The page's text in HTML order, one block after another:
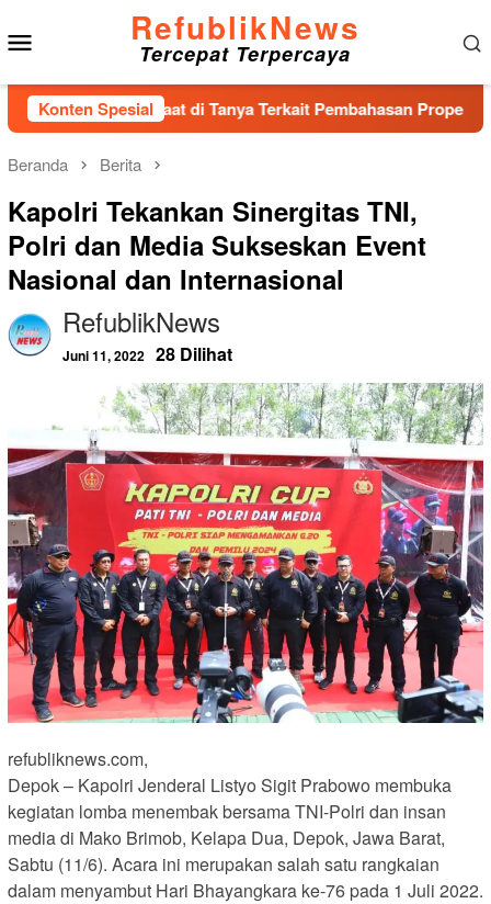
ke
konten
RefublikNews
Tercepat Terpercaya
Konten Spesial
Saat di Tanya Terkait Pembahasan Propemperda 2025
Beranda Berita
Kapolri Tekankan Sinergitas TNI,
Polri dan Media Sukseskan Event
Nasional dan Internasional
RefublikNews
Juni 11, 2022 28 Dilihat
refubliknews.com,
Depok – Kapolri Jenderal Listyo Sigit Prabowo membuka
kegiatan lomba menembak bersama TNI-Polri dan insan
media di Mako Brimob, Kelapa Dua, Depok, Jawa Barat,
Sabtu (11/6). Acara ini merupakan salah satu rangkaian
dalam menyambut Hari Bhayangkara ke-76 pada 1 Juli 2022.